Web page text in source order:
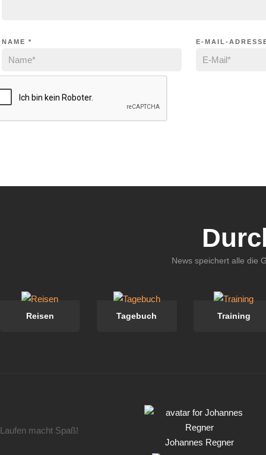
NAME * E-MAIL-
News speichert alle die
Reisen Tagebuch Training
Laufen macht Spaß!
Johannes Regner